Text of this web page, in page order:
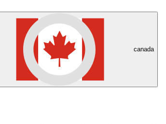
canada